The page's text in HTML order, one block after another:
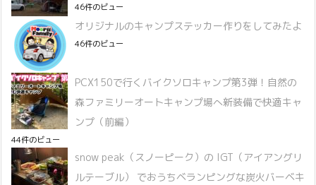
46件のビュー
オリジナルのキャンプステッカー作りをしてみたよ
46件のビュー
PCX150で行くバイクソロキャンプ第3弾！自然の
森ファミリーオートキャンプ場へ新装備で快適キャ
ンプ（前編）
44件のビュー
snow peak（スノーピーク）の IGT（アイアングリ
ルテーブル） でおうちベランピングな炭火バーベキ